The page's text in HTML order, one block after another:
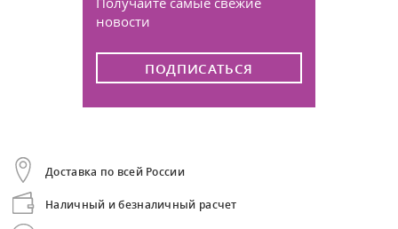
новости
ПОДПИСАТЬСЯ
Доставка по всей России
Наличный и безналичный расчет